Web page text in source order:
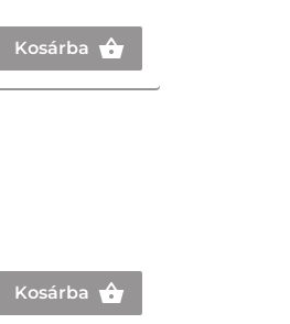
Kosárba
Kosárba